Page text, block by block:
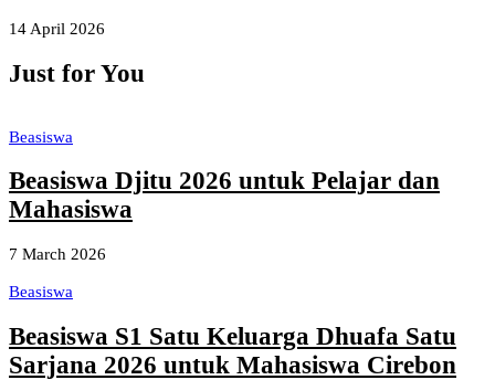
14 April 2026
Just for You
Beasiswa
Beasiswa Djitu 2026 untuk Pelajar dan
Mahasiswa
7 March 2026
Beasiswa
Beasiswa S1 Satu Keluarga Dhuafa Satu
Sarjana 2026 untuk Mahasiswa Cirebon